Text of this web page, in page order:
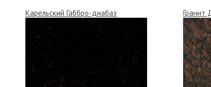
Карельский Габбро-диабаз Гранит